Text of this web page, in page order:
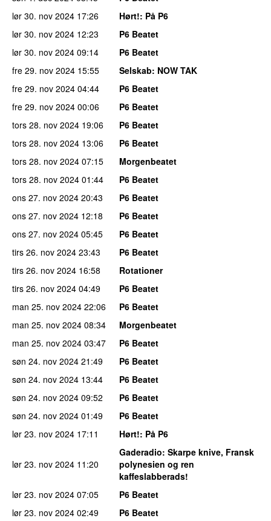
lør 30. nov 2024 17:26 Hørt!: På P6
lør 30. nov 2024 12:23
P6 Beatet
lør 30. nov 2024 09:14
P6 Beatet
fre 29. nov 2024 15:55 Selskab: NOW TAK
fre 29. nov 2024 04:44
P6 Beatet
fre 29. nov 2024 00:06
P6 Beatet
tors 28. nov 2024 19:06
P6 Beatet
tors 28. nov 2024 13:06
P6 Beatet
tors 28. nov 2024 07:15
Morgenbeatet
tors 28. nov 2024 01:44
P6 Beatet
ons 27. nov 2024 20:43
P6 Beatet
ons 27. nov 2024 12:18
P6 Beatet
ons 27. nov 2024 05:45
P6 Beatet
tirs 26. nov 2024 23:43
P6 Beatet
tirs 26. nov 2024 16:58
Rotationer
tirs 26. nov 2024 04:49
P6 Beatet
man 25. nov 2024 22:06
P6 Beatet
man 25. nov 2024 08:34
Morgenbeatet
man 25. nov 2024 03:47
P6 Beatet
søn 24. nov 2024 21:49
P6 Beatet
søn 24. nov 2024 13:44
P6 Beatet
søn 24. nov 2024 09:52
P6 Beatet
søn 24. nov 2024 01:49
P6 Beatet
lør 23. nov 2024 17:11 Hørt!: På P6
lør 23. nov 2024 11:20
Gaderadio: Skarpe knive, Fransk
polynesien og ren
kaffeslabberads!
lør 23. nov 2024 07:05
P6 Beatet
lør 23. nov 2024 02:49 P6 Beatet